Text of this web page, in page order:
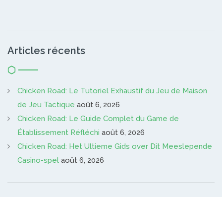
Articles récents
Chicken Road: Le Tutoriel Exhaustif du Jeu de Maison
de Jeu Tactique août 6, 2026
Chicken Road: Le Guide Complet du Game de
Établissement Réfléchi août 6, 2026
Chicken Road: Het Ultieme Gids over Dit Meeslepende
Casino-spel août 6, 2026